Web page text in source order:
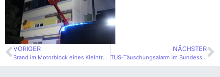
VORIGER
Brand im Motorblock eines Kleintransporters
NÄCHSTER
TUS-Täuschungsalarm im Bundessportzentrum